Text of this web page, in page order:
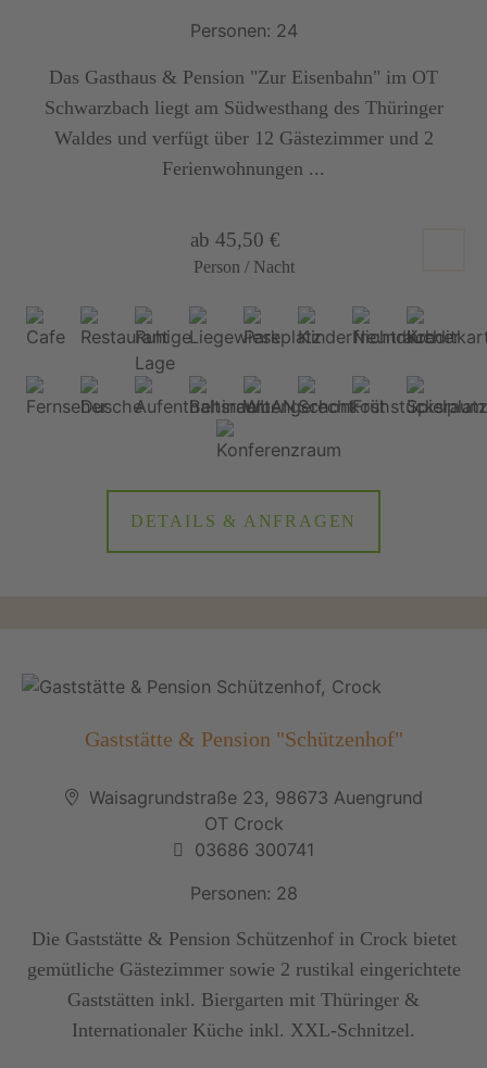
Personen: 24
Das Gasthaus & Pension "Zur Eisenbahn" im OT
Schwarzbach liegt am Südwesthang des Thüringer
Waldes und verfügt über 12 Gästezimmer und 2
Ferienwohnungen ...
ab 45,50 €
Person / Nacht
DETAILS & ANFRAGEN
Gaststätte & Pension "Schützenhof"
Waisagrundstraße 23, 98673 Auengrund
OT Crock
03686 300741
Personen: 28
Die Gaststätte & Pension Schützenhof in Crock bietet
gemütliche Gästezimmer sowie 2 rustikal eingerichtete
Gaststätten inkl. Biergarten mit Thüringer &
Internationaler Küche inkl. XXL-Schnitzel.